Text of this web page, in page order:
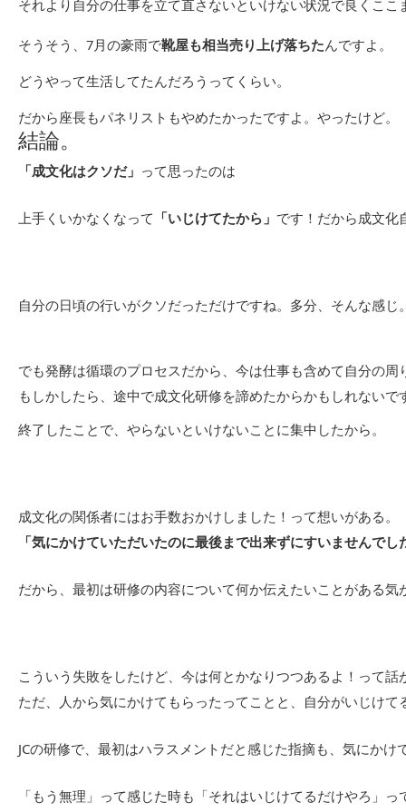
それより自分の仕事を立て直さないといけない状況で良くこ
そうそう、7月の豪雨で靴屋も相当売り上げ落ちたんですよ。
どうやって生活してたんだろうってくらい。
だから座長もパネリストもやめたかったですよ。やったけど。
結論。
「成文化はクソだ」 って思ったのは
上手くいかなくなって 「いじけてたから」 です！だから成文化
自分の日頃の行いがクソだっただけですね。多分、そんな感じ
でも発酵は循環のプロセスだから、今は仕事も含めて自分の
もしかしたら、途中で成文化研修を諦めたからかもしれないで
終了したことで、やらないといけないことに集中したから。
成文化の関係者にはお手数おかけしました！って想いがある。
「気にかけていただいたのに最後まで出来ずにすいませんでし
だから、最初は研修の内容について何か伝えたいことがある気
こういう失敗をしたけど、今は何とかなりつつあるよ！って
ただ、人から気にかけてもらったってことと、自分がいじけて
JCの研修で、最初はハラスメントだと感じた指摘も、気にか
「もう無理」って感じた時も「それはいじけてるだけやろ」